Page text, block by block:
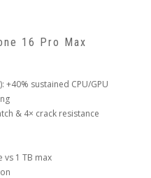
16 Pro Max
+40% sustained CPU/GPU
& 4× crack resistance
vs 1 TB max